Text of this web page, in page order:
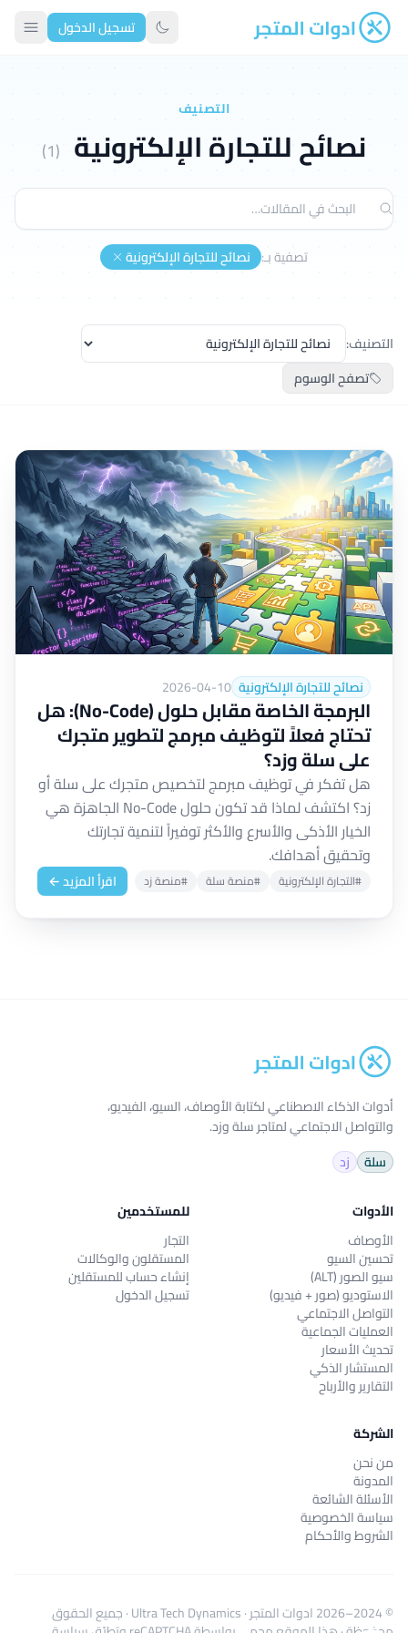
ادوات المتجر تبديل الوضع الداكن
تسجيل الدخول
التصنيف
نصائح للتجارة الإلكترونية (1)
تصفية بـ: نصائح للتجارة الإلكترونية
التصنيف:
تصفح الوسوم
نصائح للتجارة الإلكترونية 2026-04-10
البرمجة الخاصة مقابل حلول (No-Code): هل
تحتاج فعلاً لتوظيف مبرمج لتطوير متجرك
على سلة وزد؟
هل تفكر في توظيف مبرمج لتخصيص متجرك على سلة أو
زد؟ اكتشف لماذا قد تكون حلول No-Code الجاهزة هي
الخيار الأذكى والأسرع والأكثر توفيراً لتنمية تجارتك
وتحقيق أهدافك.
#التجارة الإلكترونية #منصة سلة #منصة زد اقرأ المزيد ←
أدوات الذكاء الاصطناعي لكتابة الأوصاف، السيو، الفيديو،
والتواصل الاجتماعي لمتاجر سلة وزد.
سلة
زد
الأدوات
الأوصاف
تحسين السيو
سيو الصور (ALT)
الاستوديو (صور + فيديو)
التواصل الاجتماعي
العمليات الجماعية
تحديث الأسعار
المستشار الذكي
التقارير والأرباح
للمستخدمين
التجار
المستقلون والوكالات
إنشاء حساب للمستقلين
تسجيل الدخول
الشركة
من نحن
المدونة
الأسئلة الشائعة
سياسة الخصوصية
الشروط والأحكام
© 2024–2026 ادوات المتجر·
Ultra Tech Dynamics· جميع الحقوق